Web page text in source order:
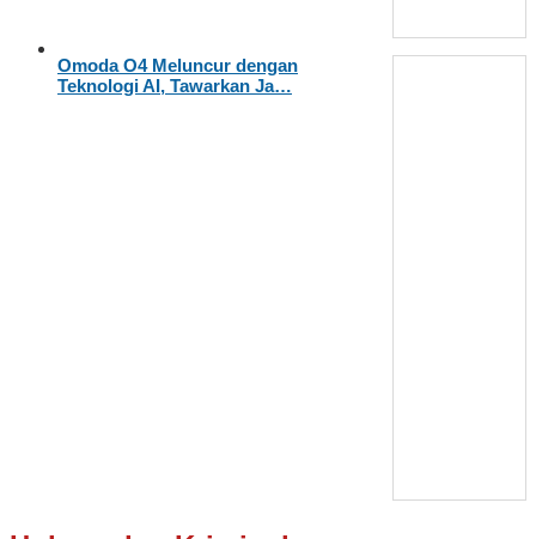
Omoda O4 Meluncur dengan
Teknologi AI, Tawarkan Ja…